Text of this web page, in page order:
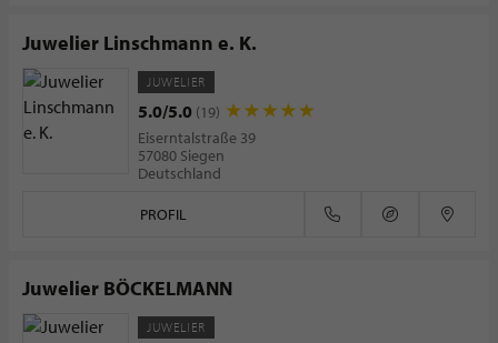
Juwelier Linschmann e. K.
JUWELIER
5.0/5.0 (19)
Eiserntalstraße 39
57080 Siegen
Deutschland
PROFIL
Juwelier BÖCKELMANN
JUWELIER